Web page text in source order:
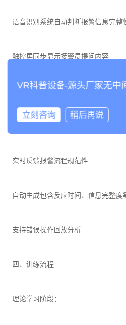
语音识别系统自动判断报警信息完整
触控屏同步显示接警员提问内容
灯带根据报警进度变换颜色提示
实时反馈报警流程规范性
自动生成包含反应时间、信息完整度
支持错误操作回放分析
四、训练流程
理论学习阶段：
VR科普设备-源头厂家无中
立刻咨询 稍后再说